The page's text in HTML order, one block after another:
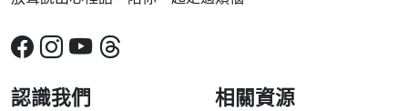
認識我們 相關資源